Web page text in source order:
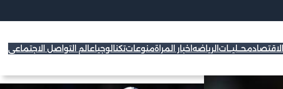
الاقتصادمحــليــات الرياضه اخبار المراةمنوعاتتكنالوجياعالم التواصل الاجتماعي